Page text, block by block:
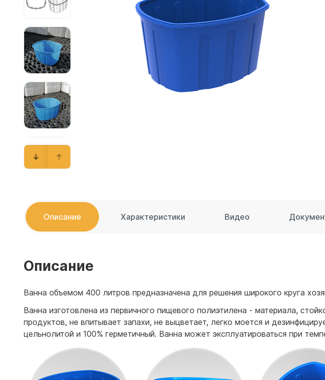
Емкости для воды 4500 литров
Емкости для воды 4000 литров
Емкости для воды 3000 литров
Емкости для воды 2500 литров
Емкости для воды 2000 литров
Емкости для воды 1500 литров
Емкости для воды 1000 литров
Емкости для воды 75 литров
Описание Характеристики Видео
Описание
Ванна объемом 400 литров предназначена для решения широкого круга
Ванна изготовлена из первичного пищевого полиэтилена - материала,
продуктов, не впитывает запахи, не выцветает, легко моется и
цельнолитой и 100% герметичный. Ванна может эксплуатироваться при